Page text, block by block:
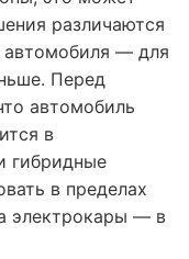
различаются
автомобиля — для
Перед
автомобиль
в
гибридные
в пределах
электрокары — в